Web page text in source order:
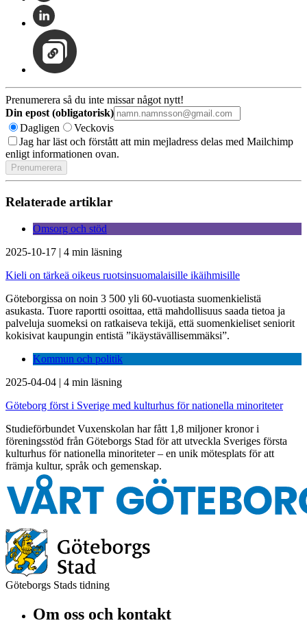
Prenumerera så du inte missar något nytt!
Din epost (obligatorisk)
Dagligen
Veckovis
Jag har läst och förstått att min mejladress delas med Mailchimp
enligt informationen ovan.
Relaterade artiklar
Omsorg och stöd
2025-10-17 | 4 min läsning
Kieli on tärkeä oikeus ruotsinsuomalaisille ikäihmisille
Göteborgissa on noin 3 500 yli 60-vuotiasta suomenkielistä
asukasta. Tuore raportti osoittaa, että mahdollisuus saada tietoa ja
palveluja suomeksi on ratkaiseva tekijä, että suomenkieliset seniorit
kokisivat kaupungin entistä ”ikäystävällisemmäksi”.
Kommun och politik
2025-04-04 | 4 min läsning
Göteborg först i Sverige med kulturhus för nationella minoriteter
Studieförbundet Vuxenskolan har fått 1,8 miljoner kronor i
föreningsstöd från Göteborgs Stad för att utveckla Sveriges första
kulturhus för nationella minoriteter – en unik mötesplats för att
främja kultur, språk och gemenskap.
Göteborgs Stads tidning
Om oss och kontakt